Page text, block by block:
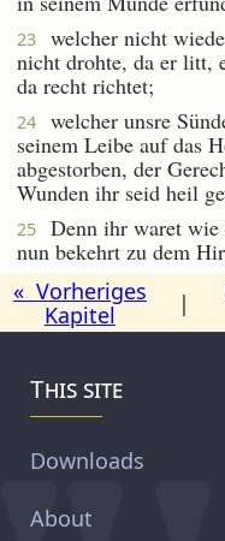
23
welcher nicht
nicht drohte, da er litt,
da recht richtet;
24
welcher unsre
seinem Leibe auf das
abgestorben, der
Wunden ihr seid heil
25
Denn ihr waret wie
nun bekehrt zu dem
« Vorheriges
Kapitel
|
This site
Downloads
About